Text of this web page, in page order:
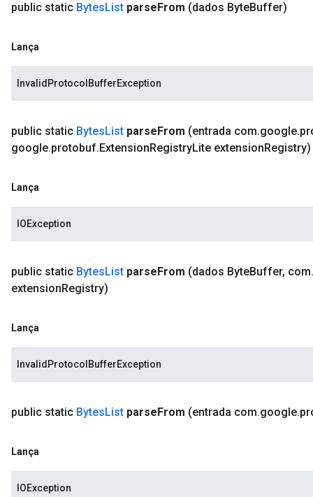
public static BytesList parseFrom (dados ByteBuffer)
Lança
InvalidProtocolBufferException
public static BytesList parseFrom (entrada com.google.
google.protobuf.ExtensionRegistryLite extensionRegistry)
Lança
IOException
public static BytesList parseFrom (dados ByteBuffer, com.
extensionRegistry)
Lança
InvalidProtocolBufferException
public static BytesList parseFrom (entrada com.google.
Lança
IOException